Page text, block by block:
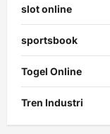
slot online
sportsbook
Togel Online
Tren Industri